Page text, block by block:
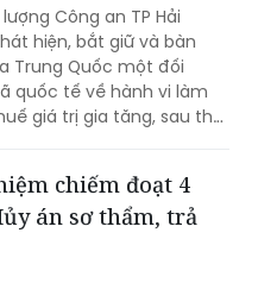
Công an TP Hải
hiện, bắt giữ và bàn
Trung Quốc một đối
quốc tế về hành vi làm
giá trị gia tăng, sau thời
chiếm đoạt 4
án sơ thẩm, trả